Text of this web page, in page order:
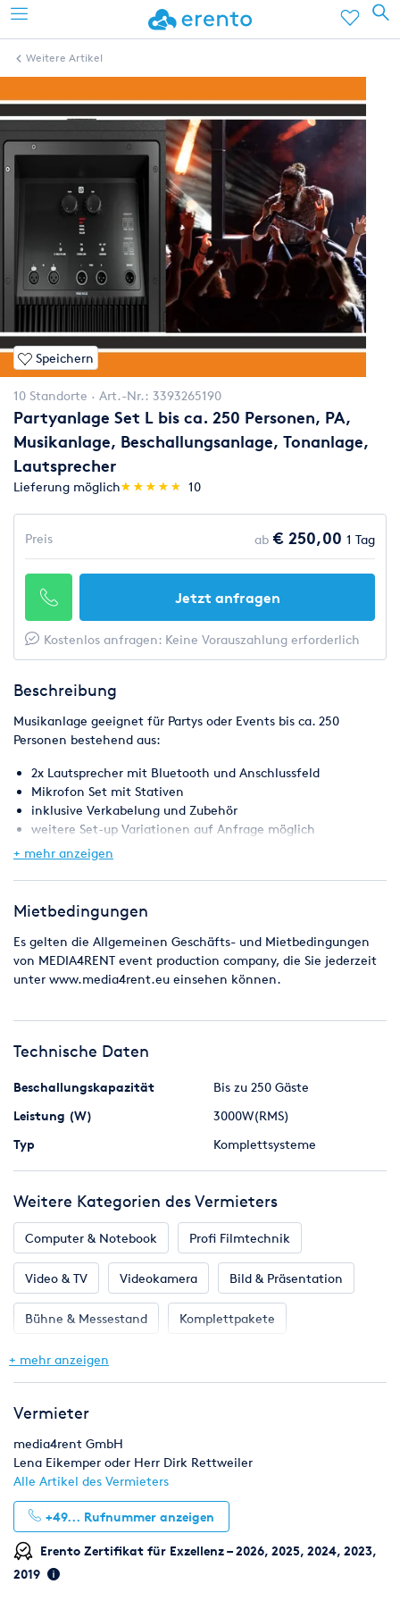
Weitere Artikel
Speichern
10 Standorte Art.-Nr.: 3393265190
Partyanlage Set L bis ca. 250 Personen, PA,
Musikanlage, Beschallungsanlage, Tonanlage,
Lautsprecher
Lieferung möglich(*)
★
★
(*)★
★
(*) ★
★
(*) ★
★
(*) ★
★ 10
Preis ab € 250,00 1 Tag
Jetzt anfragen
Kostenlos anfragen: Keine Vorauszahlung erforderlich
Beschreibung
Musikanlage geeignet für Partys oder Events bis ca. 250
Personen bestehend aus:
2x Lautsprecher mit Bluetooth und Anschlussfeld
Mikrofon Set mit Stativen
inklusive Verkabelung und Zubehör
weitere Set-up Variationen auf Anfrage möglich
Bedienung ohne Vorkenntnisse möglich, Einweisung bei
Abholung!
+ mehr anzeigen
Mietbedingungen
Es gelten die Allgemeinen Geschäfts- und Mietbedingungen
von MEDIA4RENT event production company, die Sie jederzeit
unter www.media4rent.eu einsehen können.
Technische Daten
Beschallungskapazität
Bis zu 250 Gäste
Leistung (W)
3000W(RMS)
Typ
Komplettsysteme
Weitere Kategorien des Vermieters
Computer & Notebook Profi Filmtechnik
Video & TV Videokamera Bild & Präsentation
Bühne & Messestand Komplettpakete
Licht & Effekte
+ mehr anzeigen
Vermieter
media4rent GmbH
Lena Eikemper oder Herr Dirk Rettweiler
Alle Artikel des Vermieters
+49... Rufnummer anzeigen
Erento Zertifikat für Exzellenz – 2026, 2025, 2024, 2023,
2019